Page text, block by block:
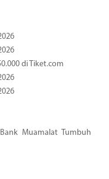
di Tiket.com
Muamalat Tumbuh